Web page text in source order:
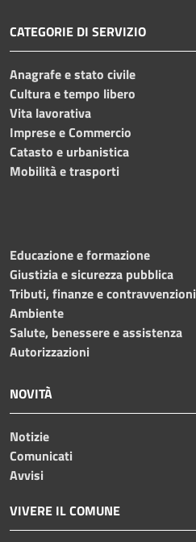
CATEGORIE DI SERVIZIO
Anagrafe e stato civile
Cultura e tempo libero
Vita lavorativa
Imprese e Commercio
Catasto e urbanistica
Mobilità e trasporti
Educazione e formazione
Giustizia e sicurezza pubblica
Tributi, finanze e contravvenzioni
Ambiente
Salute, benessere e assistenza
Autorizzazioni
NOVITÀ
Notizie
Comunicati
Avvisi
VIVERE IL COMUNE